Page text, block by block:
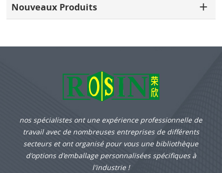
Nouveaux Produits
nos spécialistes ont une expérience professionnelle de
travail avec de nombreuses entreprises de différents
secteurs et ont organisé pour vous une bibliothèque
d'options d'emballage personnalisées spécifiques à
l'industrie !